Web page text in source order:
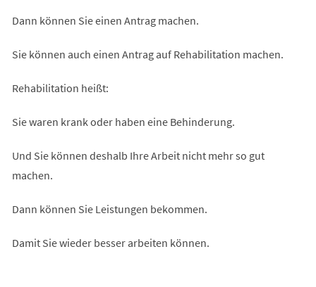
Dann können Sie einen Antrag machen.
Sie können auch einen Antrag auf Rehabilitation machen.
Rehabilitation heißt:
Sie waren krank oder haben eine Behinderung.
Und Sie können deshalb Ihre Arbeit nicht mehr so gut
machen.
Dann können Sie Leistungen bekommen.
Damit Sie wieder besser arbeiten können.